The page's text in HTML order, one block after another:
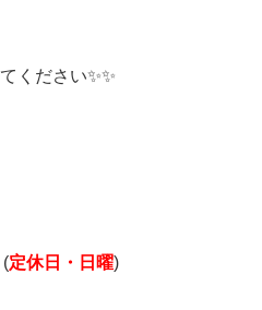
ください✨✨
(定休日・日曜)